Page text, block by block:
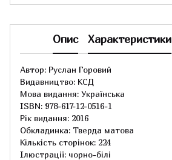
Опис Характеристики
Автор: Руслан Горовий
Видавництво: КСД
Мова видання: Українська
ISBN: 978-617-12-0516-1
Рік видання: 2016
Обкладинка: Тверда матова
Кількість сторінок: 224
Ілюстрації: чорно-білі